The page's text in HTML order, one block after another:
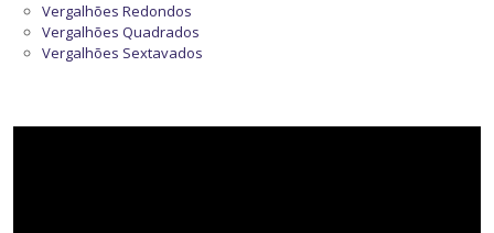
Vergalhões Redondos
Vergalhões Quadrados
Vergalhões Sextavados